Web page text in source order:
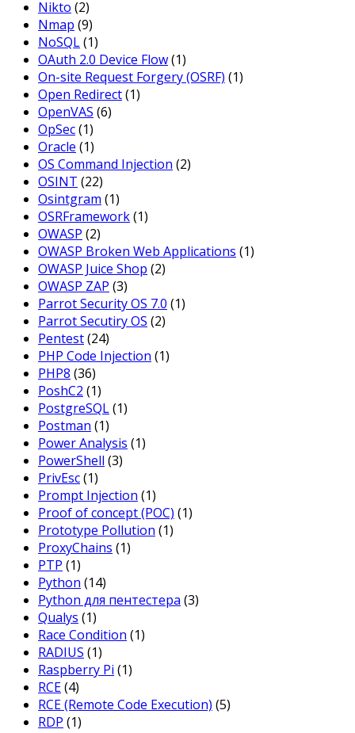
Nikto (2)
Nmap (9)
NoSQL(1)
OAuth 2.0 Device Flow(1)
On-site Request Forgery (OSRF) (1)
Open Redirect(1)
OpenVAS (6)
OpSec(1)
Oracle (1)
OS Command Injection (2)
OSINT (22)
Osintgram (1)
OSRFramework(1)
OWASP (2)
OWASP Broken Web Applications (1)
OWASP Juice Shop (2)
OWASP ZAP (3)
Parrot Security OS 7.0 (1)
Parrot Secutiry OS (2)
Pentest(24)
PHP Code Injection (1)
PHP8 (36)
PoshC2 (1)
PostgreSQL(1)
Postman (1)
Power Analysis (1)
PowerShell (3)
PrivEsc(1)
Prompt Injection (1)
Proof of concept (POC) (1)
Prototype Pollution (1)
ProxyChains (1)
PTP (1)
Python (14)
Python для пентестера (3)
Qualys (1)
Race Condition (1)
RADIUS (1)
Raspberry Pi (1)
RCE(4)
RCE (Remote Code Execution) (5)
RDP (1)